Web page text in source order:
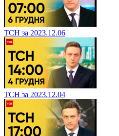
ТСН за 2023.12.06
ТСН за 2023.12.04